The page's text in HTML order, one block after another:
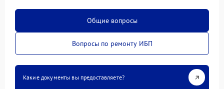
Общие вопросы
Вопросы по ремонту ИБП
Какие документы вы предоставляете?